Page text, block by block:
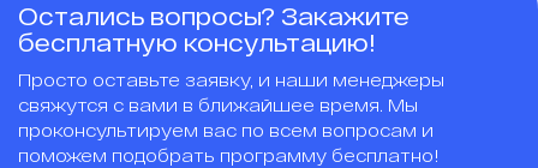
Остались вопросы? Закажите
бесплатную консультацию!
Просто оставьте заявку, и наши менеджеры
свяжутся с вами в ближайшее время. Мы
проконсультируем вас по всем вопросам и
поможем подобрать программу бесплатно!